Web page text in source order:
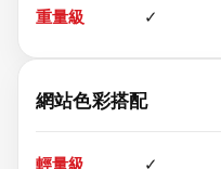
✓
網站色彩搭配
✓